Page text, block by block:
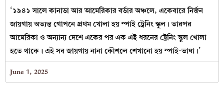
‘১৯৪১ সালে কানাডা আর আমেরিকার বর্ডার অঞ্চলে, একেবারে নির্জন
জায়গায় অত্যন্ত গোপনে প্রথম খোলা হয় স্পাই ট্রেনিং স্কুল। তারপর
আমেরিকা ও অন্যান্য দেশে একের পর এক এই ধরনের ট্রেনিং স্কুল খোলা
হতে থাকে। এই সব জায়গায় নানা কৌশলে শেখানো হয় স্পাই-ভাষা।’
June 1, 2025